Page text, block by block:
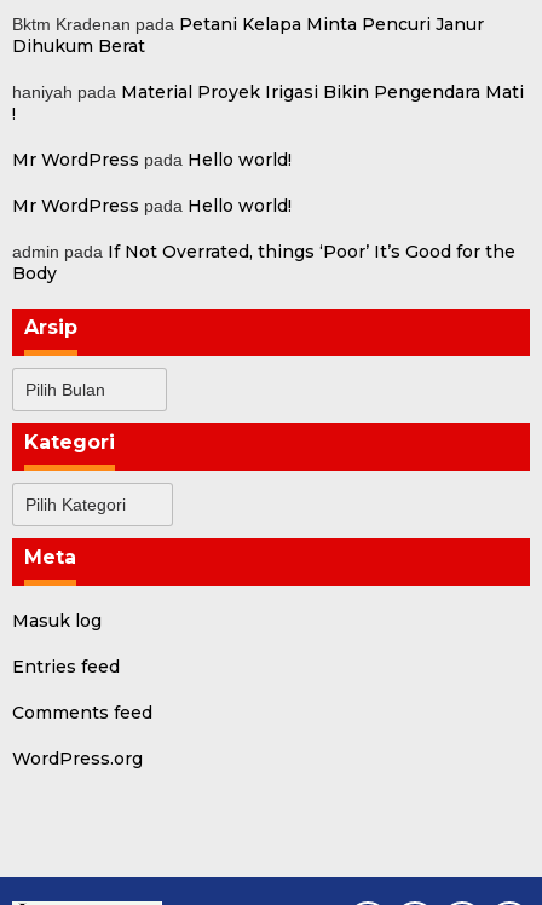
Bktm Kradenan pada Petani Kelapa Minta Pencuri Janur
Dihukum Berat
haniyah pada Material Proyek Irigasi Bikin Pengendara Mati
!
Mr WordPress pada Hello world!
Mr WordPress pada Hello world!
admin pada If Not Overrated, things ‘Poor’ It’s Good for the
Body
Arsip
Kategori
Meta
Masuk log
Entries feed
Comments feed
WordPress.org